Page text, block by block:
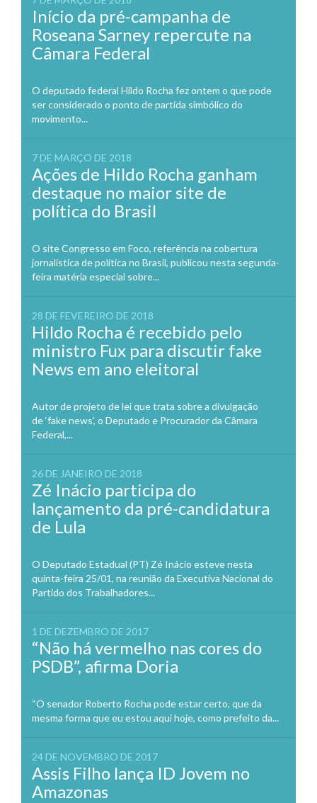
Início da pré-campanha de
Roseana Sarney repercute na
Câmara Federal
O deputado federal Hildo Rocha fez ontem o que pode
ser considerado o ponto de partida simbólico do
movimento...
7 DE MARÇO DE 2018
Ações de Hildo Rocha ganham
destaque no maior site de
política do Brasil
O site Congresso em Foco, referência na cobertura
jornalística de política no Brasil, publicou nesta segunda-
feira matéria especial sobre...
28 DE FEVEREIRO DE 2018
Hildo Rocha é recebido pelo
ministro Fux para discutir fake
News em ano eleitoral
Autor de projeto de lei que trata sobre a divulgação
de ‘fake news’, o Deputado e Procurador da Câmara
Federal,...
26 DE JANEIRO DE 2018
Zé Inácio participa do
lançamento da pré-candidatura
de Lula
O Deputado Estadual (PT) Zé Inácio esteve nesta
quinta-feira 25/01, na reunião da Executiva Nacional do
Partido dos Trabalhadores...
1 DE DEZEMBRO DE 2017
“Não há vermelho nas cores do
PSDB”, afirma Doria
“O senador Roberto Rocha pode estar certo, que da
mesma forma que eu estou aqui hoje, como prefeito da...
24 DE NOVEMBRO DE 2017
Assis Filho lança ID Jovem no
Amazonas